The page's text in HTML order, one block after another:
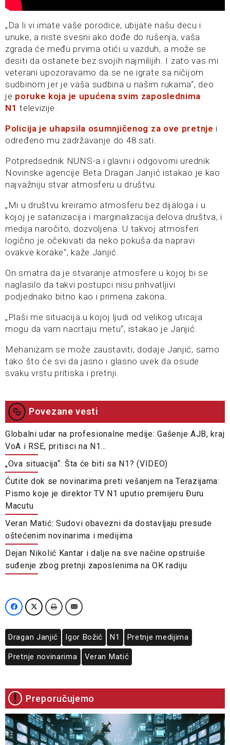
„Da li vi imate vaše porodice, ubijate našu decu i
unuke, a niste svesni ako dođe do rušenja, vaša
zgrada će među prvima otići u vazduh, a može se
desiti da ostanete bez svojih najmilijih. I zato vas mi
veterani upozoravamo da se ne igrate sa ničijom
sudbinom jer je vaša sudbina u našim rukama“, deo
je poruke koja je upućena svim zaposlednima
N1 televizije.
Policija je uhapsila osumnjičenog za ove pretnje i
određeno mu zadržavanje do 48 sati.
Potpredsednik NUNS-a i glavni i odgovorni urednik
Novinske agencije Beta Dragan Janjić istakao je kao
najvažniju stvar atmosferu u društvu.
„Mi u društvu kreiramo atmosferu bez dijaloga i u
kojoj je satanizacija i marginalizacija delova društva, i
medija naročito, dozvoljena. U takvoj atmosferi
logično je očekivati da neko pokuša da napravi
ovakve korake“, kaže Janjić.
On smatra da je stvaranje atmosfere u kojoj bi se
naglasilo da takvi postupci nisu prihvatljivi
podjednako bitno kao i primena zakona.
„Plaši me situacija u kojoj ljudi od velikog uticaja
mogu da vam nacrtaju metu“, istakao je Janjić.
Mehanizam se može zaustaviti, dodaje Janjić, samo
tako što će svi da jasno i glasno uvek da osude
svaku vrstu pritiska i pretnji.
Povezane vesti
Globalni udar na profesionalne medije: Gašenje AJB, kraj
VoA i RSE, pritisci na N1…
„Ova situacija“: Šta će biti sa N1? (VIDEO)
Ćutite dok se novinarima preti vešanjem na Terazijama:
Pismo koje je direktor TV N1 uputio premijeru Đuru
Macutu
Veran Matić: Sudovi obavezni da dostavljaju presude
oštećenim novinarima i medijima
Dejan Nikolić Kantar i dalje na sve načine opstruiše
suđenje zbog pretnji zaposlenima na OK radiju
Dragan Janjić Igor Božić N1 Pretnje medijima
Pretnje novinarima Veran Matić
Preporučujemo